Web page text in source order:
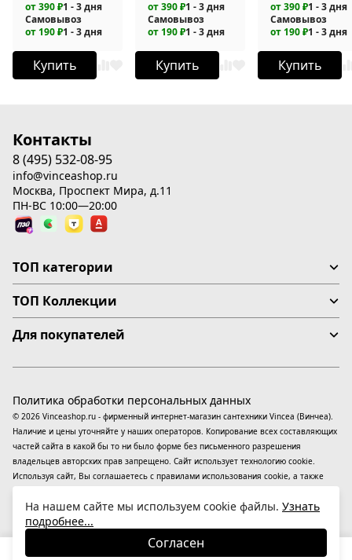
от 390 ₽1 - 3 дня
Самовывоз
от 190 ₽1 - 3 дня
Купить
от 390 ₽1 - 3 дня
Самовывоз
от 190 ₽1 - 3 дня
Купить
от 390 ₽1 - 3 дня
Самовывоз
от 190 ₽1 - 3 дня
Купить
Контакты
8 (495) 532-08-95
info@vinceashop.ru
Москва, Проспект Мира, д.11
ПН-ВС 10:00—20:00
ТОП категории
ТОП Коллекции
Для покупателей
© 2026 Vinceashop.ru - фирменный интернет-магазин сантехники Vincea (Винчеа).
Наличие и цены уточняйте у наших операторов. Копирование всех составляющих
частей сайта в какой бы то ни было форме без письменного разрешения
владельцев авторских прав запрещено. Сайт использует технологию cookie.
Используя сайт, Вы соглашаетесь с правилами использования cookie, а также
применяютсярекомендательные технологии(информационные технологии
предоставления информации на основе сбора, систематизации и анализа
сведений, относящихся к предпочтениям пользователей сети «Интернет»,
находящихся на территории Российской Федерации).
Политика обработки персональных данных
На нашем сайте мы используем cookie файлы. Узнать
подробнее...
Согласен